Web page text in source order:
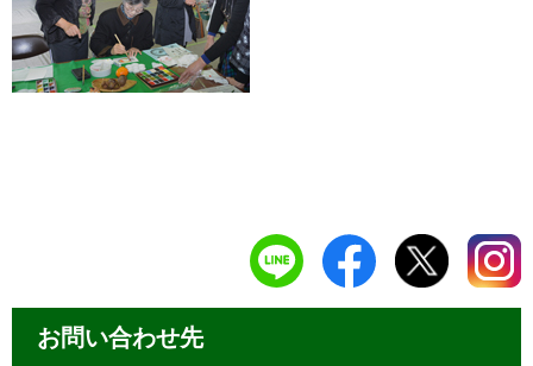
お問い合わせ先